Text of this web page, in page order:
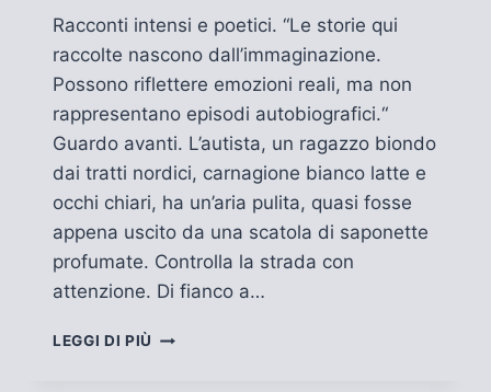
Racconti intensi e poetici. “Le storie qui
raccolte nascono dall’immaginazione.
Possono riflettere emozioni reali, ma non
rappresentano episodi autobiografici.“
Guardo avanti. L’autista, un ragazzo biondo
dai tratti nordici, carnagione bianco latte e
occhi chiari, ha un’aria pulita, quasi fosse
appena uscito da una scatola di saponette
profumate. Controlla la strada con
attenzione. Di fianco a…
LEGGI DI PIÙ IL